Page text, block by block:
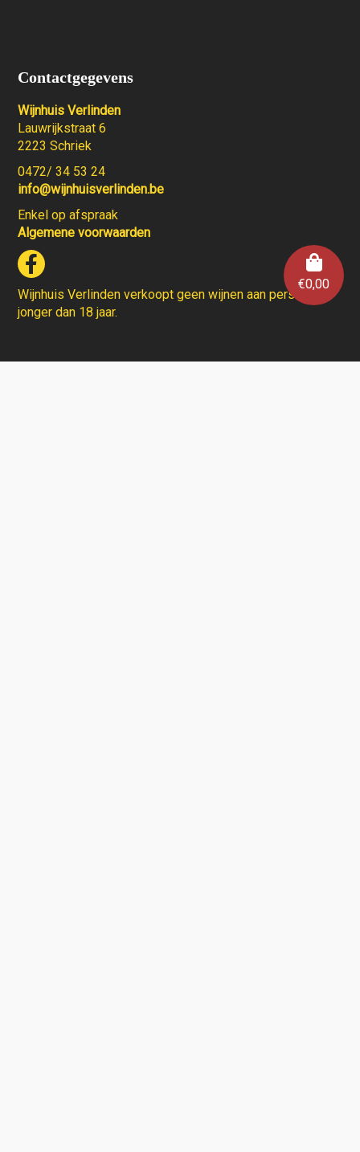
€0,00
Contactgegevens
Wijnhuis Verlinden
Lauwrijkstraat 6
2223 Schriek
0472/ 34 53 24
info@wijnhuisverlinden.be
Enkel op afspraak
Algemene voorwaarden
Wijnhuis Verlinden verkoopt geen wijnen aan personen
jonger dan 18 jaar.